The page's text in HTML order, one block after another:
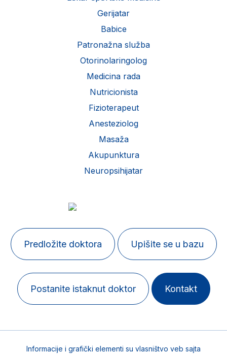
Gerijatar
Babice
Patronažna služba
Otorinolaringolog
Medicina rada
Nutricionista
Fizioterapeut
Anesteziolog
Masaža
Akupunktura
Neuropsihijatar
Predložite doktora Upišite se u bazu
Postanite istaknut doktor Kontakt
Informacije i grafički elementi su vlasništvo veb sajta